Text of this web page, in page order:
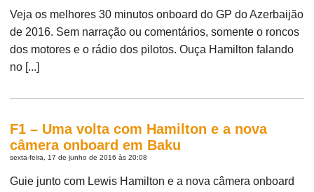
Veja os melhores 30 minutos onboard do GP do Azerbaijão
de 2016. Sem narração ou comentários, somente o roncos
dos motores e o rádio dos pilotos. Ouça Hamilton falando
no [...]
F1 – Uma volta com Hamilton e a nova
câmera onboard em Baku
sexta-feira, 17 de junho de 2016 às 20:08
Guie junto com Lewis Hamilton e a nova câmera onboard